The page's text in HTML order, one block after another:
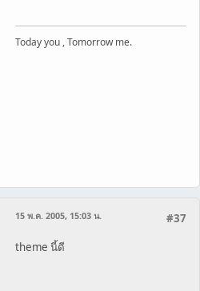
Today you , Tomorrow me.
#37
15 พ.ค. 2005, 15:03 น.
theme นี้ดี